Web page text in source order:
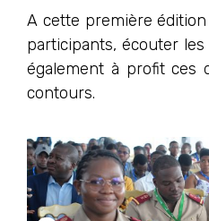
A cette première
participants, écouter
également à profit ces
contours.